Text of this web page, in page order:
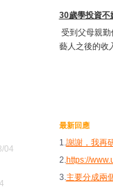
04
30歲學投資不
受到父母親
藝人之後的收
最新回應
1.謝謝，我再
2.https://
3.主要分成兩